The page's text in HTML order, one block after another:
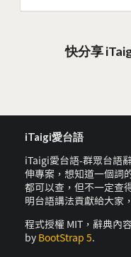
快分享
iTaigi愛台語
iTaigi愛台語-群眾台語
伸專案，想知道一個詞
都可以查，但不一定查
明台語講法貢獻給大家
程式授權 MIT，辭典內
by BootStrap 5.